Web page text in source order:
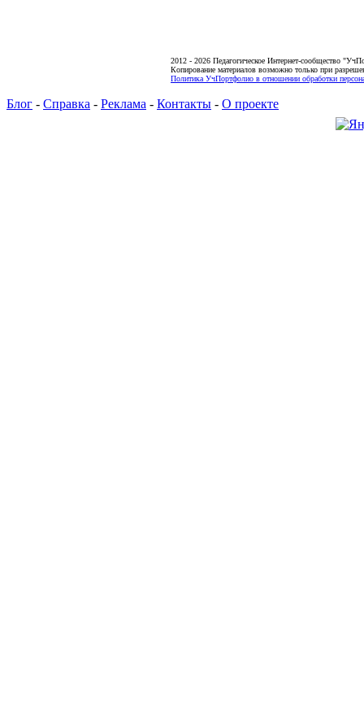
2012 - 2026 Педагогическое Интернет-сообщество
Копирование материалов возможно только при
Политика УчПортфолио в отношении обработки
Блог - Справка - Реклама - Контакты - О проекте